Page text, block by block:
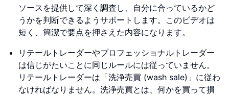
ソースを提供して深く調査し、自分に合っているかど
うかを判断できるようサポートします。このビデオは
短く、簡潔で要点を押さえた内容になります。
リテールトレーダーやプロフェッショナルトレーダー
は信じがたいことに同じルールには従っていません。
リテールトレーダーは「洗浄売買 (wash sale)」に従わ
なければなりません。洗浄売買とは、何かを買って損